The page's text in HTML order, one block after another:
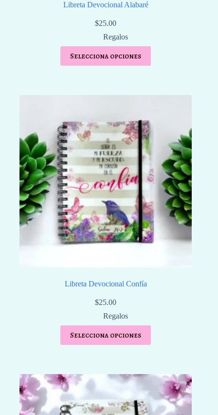
Libreta Devocional Alabaré
$25.00
Regalos
Selecciona opciones
Libreta Devocional Confía
$25.00
Regalos
Selecciona opciones